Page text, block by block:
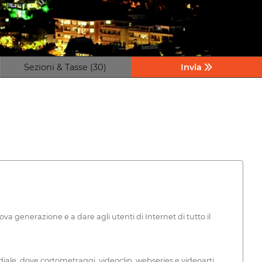
Sezioni & Tasse (30) Invia
generazione e a dare agli utenti di Internet di tutto il